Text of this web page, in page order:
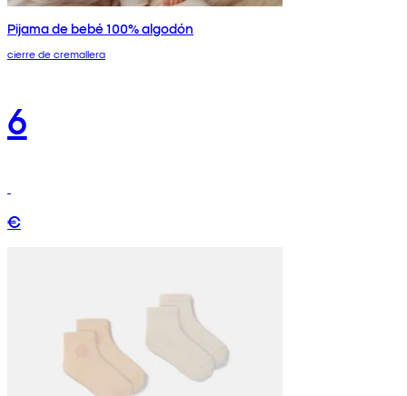
Pijama de bebé 100% algodón
cierre de cremallera
6
€